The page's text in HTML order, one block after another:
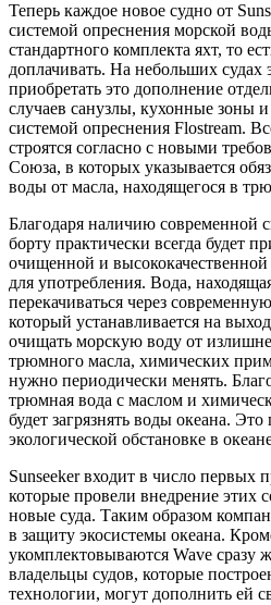
Теперь каждое новое судно от
системой опреснения морской
стандартного комплекта яхт, то
доплачивать. На небольших
приобретать это дополнение
случаев санузлы, кухонные зоны
системой опреснения Flostream.
строятся согласно с новыми
Союза, в которых указывается
воды от масла, находящегося в
Благодаря наличию современной
борту практически всегда будет
очищенной и
для употребления. Вода,
перекачиваться через
который устанавливается на
очищать морскую воду от
трюмного масла, химических
нужно периодически менять.
трюмная вода с маслом и
будет загрязнять воды океана.
экологической обстановке в
Sunseeker входит в число первых
которые провели внедрение этих
новые суда. Таким образом
в защиту экосистемы океана.
укомплектовываются Wave сразу
владельцы судов, которые
технологии, могут дополнить ей